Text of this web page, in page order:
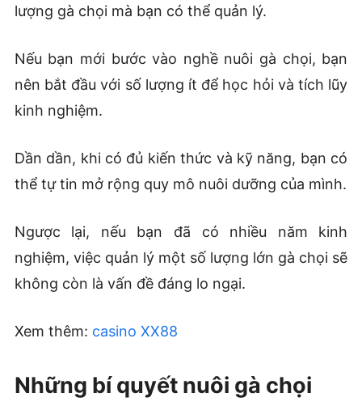
lượng gà chọi mà bạn có thể quản lý.
Nếu bạn mới bước vào nghề nuôi gà chọi, bạn
nên bắt đầu với số lượng ít để học hỏi và tích lũy
kinh nghiệm.
Dần dần, khi có đủ kiến thức và kỹ năng, bạn có
thể tự tin mở rộng quy mô nuôi dưỡng của mình.
Ngược lại, nếu bạn đã có nhiều năm kinh
nghiệm, việc quản lý một số lượng lớn gà chọi sẽ
không còn là vấn đề đáng lo ngại.
Xem thêm: casino XX88
Những bí quyết nuôi gà chọi